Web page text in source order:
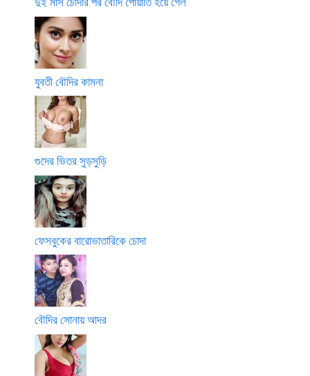
যুবতী বৌদির কামনা
গুদের ভিতর সুড়সুড়ি
ফেসবুকের বারোভাতারিকে চোদা
বৌদির সোনায় আদর